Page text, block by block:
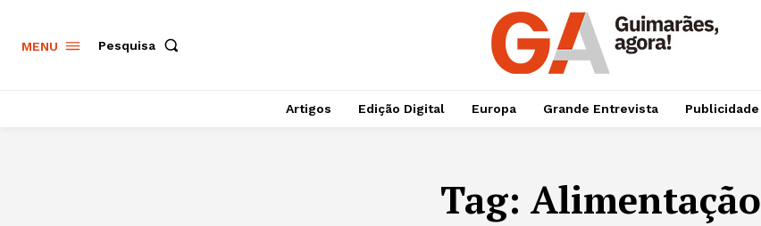
MENU Pesquisa
Artigos Edição Digital Europa Grande Entrevista Publicidade
Tag: Alimentação